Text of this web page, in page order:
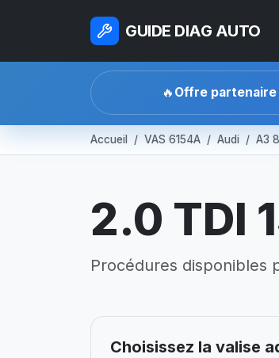
GUIDE DIAG AUTO
🔥 Offre
Accueil VAS 6154A Audi A3
2.0 TDI
Procédures disponibles
Choisissez la valise